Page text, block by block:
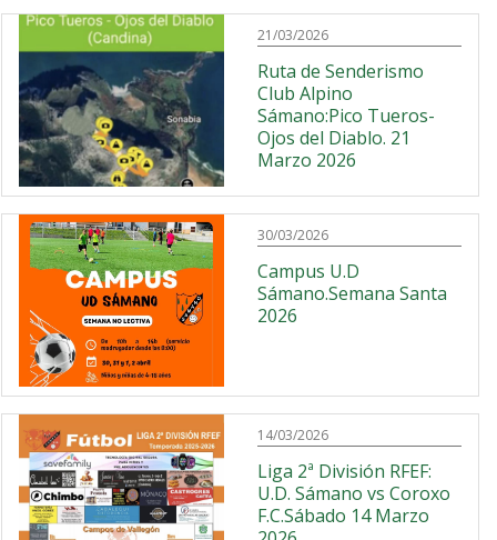
21/03/2026
Ruta de Senderismo
Club Alpino
Sámano:Pico Tueros-
Ojos del Diablo. 21
Marzo 2026
30/03/2026
Campus U.D
Sámano.Semana Santa
2026
14/03/2026
Liga 2ª División RFEF:
U.D. Sámano vs Coroxo
F.C.Sábado 14 Marzo